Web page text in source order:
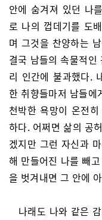
안에 숨겨져 있던 나
로 나의 껍데기를 도
며 그것을 찬양하는
결국 남들의 속물적인
리 인간에 불과했다.
한 취향들마저 남들에
천박한 욕망이 온전
하다. 어쩌면 삶의 공
겠지만 그런 자신과
해 만들어진 나를 빼
을 벗겨내면 그 안에
나래도 나와 같은